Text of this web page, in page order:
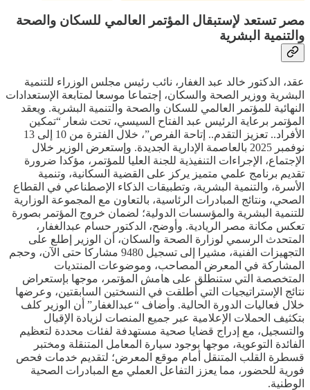
مصر تستعد لإستبقال المؤتمر العالمي للسكان والصحة
والتنمية البشرية
عقد، الدكتور خالد عبد الغفار، نائب رئيس مجلس الوزراء للتنمية
البشرية ووزير الصحة والسكان، إجتماعا موسعا لمتابعة الإستعدادات
النهائية للمؤتمر العالمي للسكان والصحة والتنمية البشرية. ويعقد
المؤتمر برعاية الرئيس عبد الفتاح السيسي، تحت شعار “تمكين
الأفراد.. تعزيز التقدم.. إتاحة الفرص”، خلال الفترة من 10 إلى 13
نوفمبر 2025 بالعاصمة الإدارية الجديدة. وإستعرض الوزير خلال
الإجتماع، الإجراءات التنفيذية للجنة العليا للمؤتمر، مؤكدا ضرورة
تقديم برنامج علمي متميز يركز على القضية السكانية، وتنمية
الأسرة، والتنمية البشرية، وتطبيقات الذكاء الإصطناعي في القطاع
الصحي، ونتائج المبادرات الرئاسية، بالتعاون مع المجموعة الوزارية
للتنمية البشرية والمؤسسات الدولية؛ لضمان خروج المؤتمر بصورة
تعكس مكانة مصر الريادية. وأوضح، الدكتور حسام عبدالغفار،
المتحدث الرسمي لوزارة الصحة والسكان، أن الوزير إطلع على
التجهيزات الفنية، مشيرا إلى تسجيل 9480 مشاركا حتى الآن، وحجم
المشاركة في المعرض المصاحب، وموضوعات المنتديات
المتخصصة التي ستنطلق على هامش المؤتمر، موجها بإستعراض
نتائج الإستراتيجيات التي أطلقت في النسختين السابقتين، وعرضها
خلال فعاليات الدورة الحالية. وأضاف “عبدالغفار” أن الوزير كلف
بتكثيف الحملات الإعلامية عبر جميع المنصات لزيادة الإقبال
والتسجيل، مع إدراج قضايا صحية مستهدفة لفئات محددة لتعظيم
الفائدة التوعوية، موجها بوجود سيارة المعامل المتنقلة ومختبر
قسطرة القلب المتنقل أمام موقع المعرض؛ لتقديم خدمات فحص
فورية للحضور، مما يعزز التفاعل العملي مع المبادرات الصحية
الوطنية.